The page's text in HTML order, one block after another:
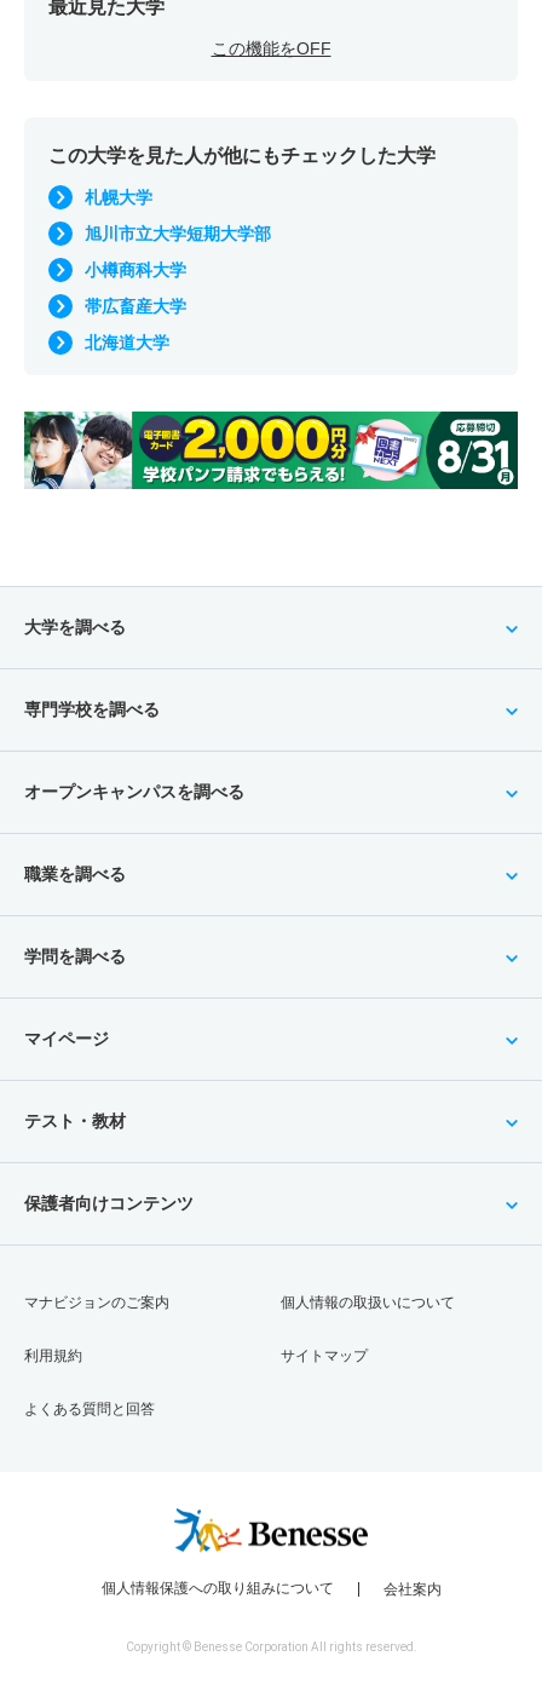
最近見た大学
この機能をOFF
この大学を見た人が他にもチェックした大学
札幌大学
旭川市立大学短期大学部
小樽商科大学
帯広畜産大学
北海道大学
大学を調べる
専門学校を調べる
オープンキャンパスを調べる
職業を調べる
学問を調べる
マイページ
テスト・教材
保護者向けコンテンツ
マナビジョンのご案内
利用規約
よくある質問と回答
個人情報の取扱いについて
サイトマップ
個人情報保護への取り組みについて 会社案内
Copyright © Benesse Corporation All rights reserved.